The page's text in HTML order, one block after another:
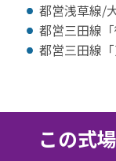
都営浅草線/
都営三田線
都営三田線
この式